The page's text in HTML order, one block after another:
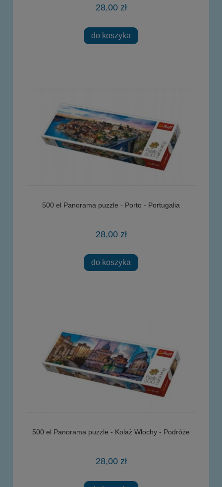
28,00 zł
do koszyka
500 el Panorama puzzle - Porto - Portugalia
28,00 zł
do koszyka
500 el Panorama puzzle - Kolaż Włochy - Podróże
28,00 zł